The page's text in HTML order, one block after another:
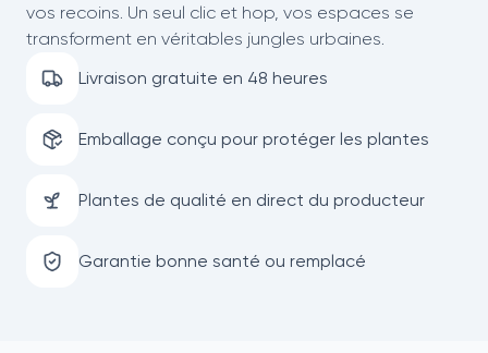
vos recoins. Un seul clic et hop, vos espaces se
transforment en véritables jungles urbaines.
Livraison gratuite en 48 heures
Emballage conçu pour protéger les plantes
Plantes de qualité en direct du producteur
Garantie bonne santé ou remplacé